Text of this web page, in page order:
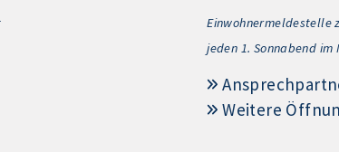
Einwohnermeldestelle
jeden 1. Sonnabend im
Weitere